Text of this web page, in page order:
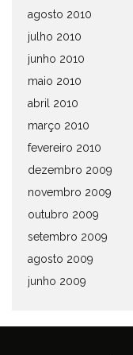
agosto 2010
julho 2010
junho 2010
maio 2010
abril 2010
março 2010
fevereiro 2010
dezembro 2009
novembro 2009
outubro 2009
setembro 2009
agosto 2009
junho 2009